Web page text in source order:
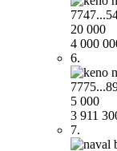
20 000
4 000
6.
5 000
3 911
7.